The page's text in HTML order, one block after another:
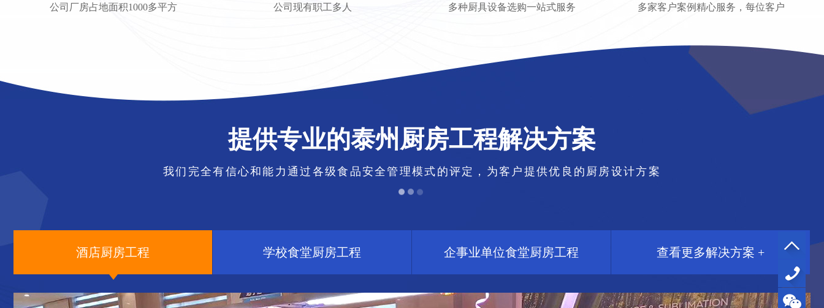
公司厂房占地面积1000多平方 公司现有职工多人 多种厨具设备选购一站式服务 多家客户案例精心服务，每位客户
提供专业的泰州厨房工程解决方案
我们完全有信心和能力通过各级食品安全管理模式的评定，为客户提供优良的厨房设计方案
酒店厨房工程 学校食堂厨房工程 企事业单位食堂厨房工程 查看更多解决方案 +